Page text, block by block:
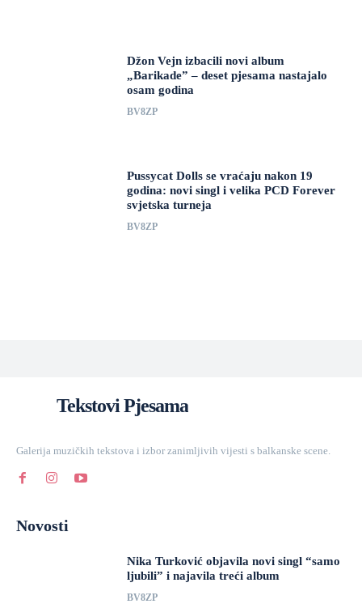
Džon Vejn izbacili novi album
„Barikade” – deset pjesama nastajalo
osam godina
BV8ZP
Pussycat Dolls se vraćaju nakon 19
godina: novi singl i velika PCD Forever
svjetska turneja
BV8ZP
Tekstovi Pjesama
Galerija muzičkih tekstova i izbor zanimljivih vijesti s balkanske scene.
Novosti
Nika Turković objavila novi singl “samo
ljubili” i najavila treći album
BV8ZP